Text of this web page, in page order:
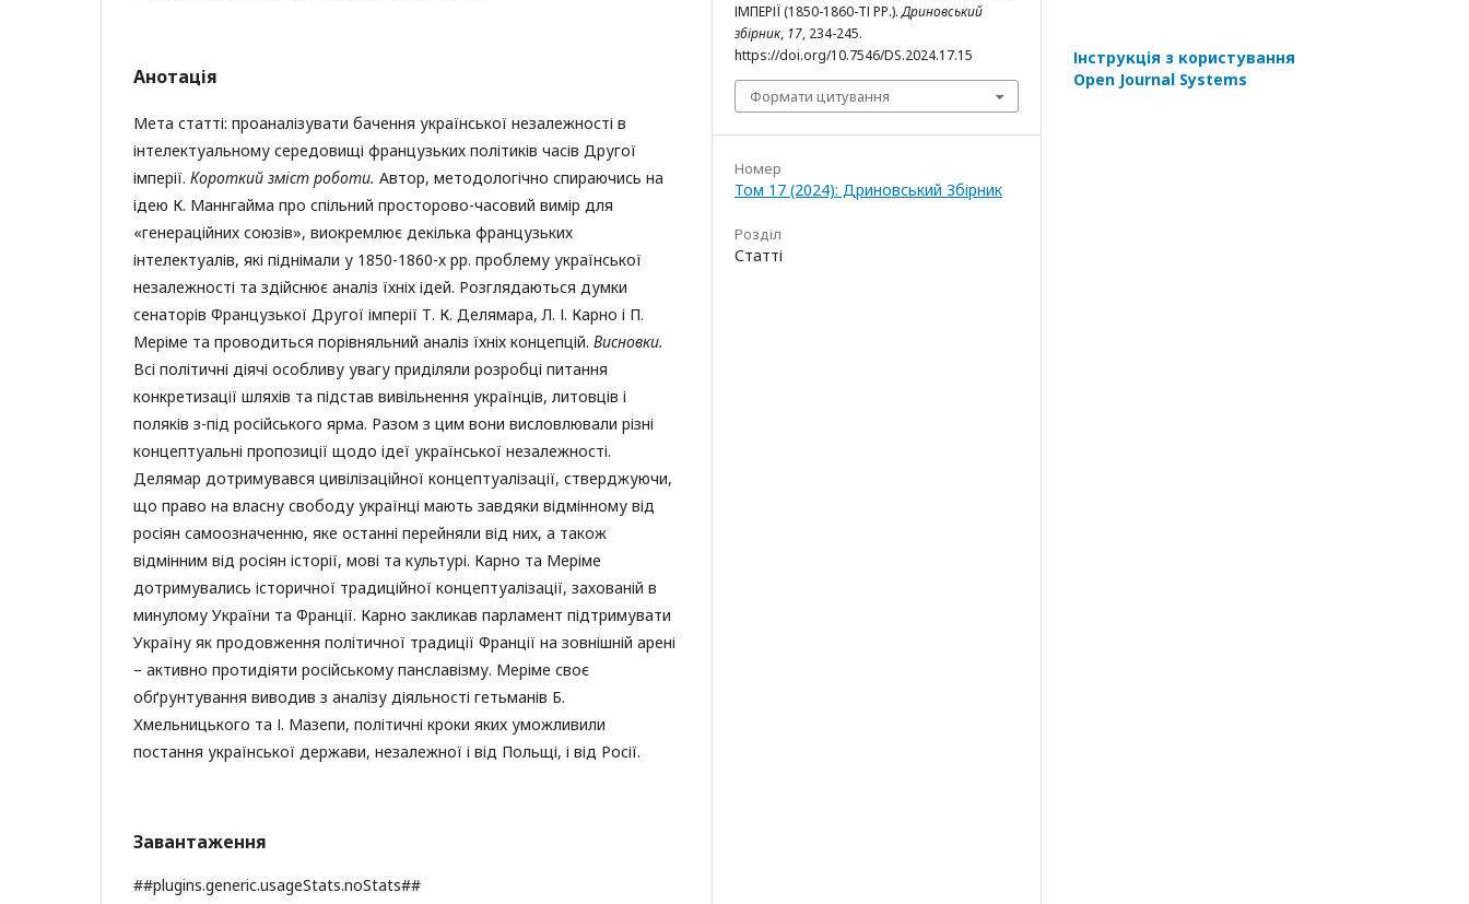
Анотація
Мета статті: проаналізувати бачення української незалежності в
інтелектуальному середовищі французьких політиків часів Другої
імперії. Короткий зміст роботи. Автор, методологічно спираючись на
ідею К. Маннгайма про спільний просторово-часовий вимір для
«генераційних союзів», виокремлює декілька французьких
інтелектуалів, які піднімали у 1850-1860-х рр. проблему української
незалежності та здійснює аналіз їхніх ідей. Розглядаються думки
сенаторів Французької Другої імперії Т. К. Делямара, Л. І. Карно і П.
Меріме та проводиться порівняльний аналіз їхніх концепцій. Висновки.
Всі політичні діячі особливу увагу приділяли розробці питання
конкретизації шляхів та підстав вивільнення українців, литовців і
поляків з-під російського ярма. Разом з цим вони висловлювали різні
концептуальні пропозиції щодо ідеї української незалежності.
Делямар дотримувався цивілізаційної концептуалізації, стверджуючи,
що право на власну свободу українці мають завдяки відмінному від
росіян самоозначенню, яке останні перейняли від них, а також
відмінним від росіян історії, мові та культурі. Карно та Меріме
дотримувались історичної традиційної концептуалізації, захованій в
минулому України та Франції. Карно закликав парламент підтримувати
Україну як продовження політичної традиції Франції на зовнішній арені
– активно протидіяти російському панславізму. Меріме своє
обґрунтування виводив з аналізу діяльності гетьманів Б.
Хмельницького та І. Мазепи, політичні кроки яких уможливили
постання української держави, незалежної і від Польщі, і від Росії.
Завантаження
##plugins.generic.usageStats.noStats##
ІМПЕРІЇ (1850-1860-ТІ РР.).Дриновський
збірник, 17, 234-245.
https://doi.org/10.7546/DS.2024.17.15
Формати цитування
Номер
Том 17 (2024): Дриновський Збірник
Розділ
Статті
Інструкція з користування
Open Journal Systems